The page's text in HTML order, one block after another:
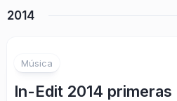
2014
Música
In-Edit 2014